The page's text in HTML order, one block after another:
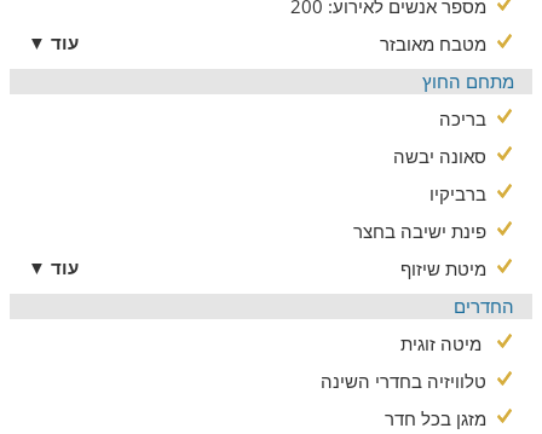
מארוחה מענגת אל מול נוף מרהיב.
מתחם החוץ
בחצר וילת 4 העונות ניתן ליהנות ממדשאות ירוקות, בריכה גדולה
ומפנקת, פינת ישיבה להירגעות מול הנוף, מיטות שיזוף, ערסל, ג'קוזי
גדול המתאים לקבוצה, סאונה ועוד פינוקים.
מספר אנשים לאירוע: 200
מטבח מאובזר
עוד ▼
מתחם החוץ
בריכה
סאונה יבשה
ברביקיו
פינת ישיבה בחצר
מיטת שיזוף
עוד ▼
החדרים
מיטה זוגית
טלוויזיה בחדרי השינה
מזגן בכל חדר